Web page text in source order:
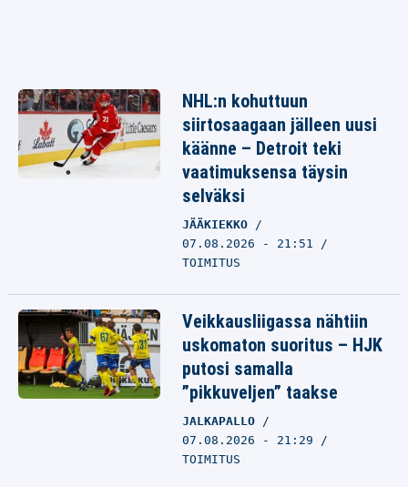
NHL:n kohuttuun
siirtosaagaan jälleen uusi
käänne – Detroit teki
vaatimuksensa täysin
selväksi
JÄÄKIEKKO
07.08.2026 - 21:51
TOIMITUS
Veikkausliigassa nähtiin
uskomaton suoritus – HJK
putosi samalla
”pikkuveljen” taakse
JALKAPALLO
07.08.2026 - 21:29
TOIMITUS